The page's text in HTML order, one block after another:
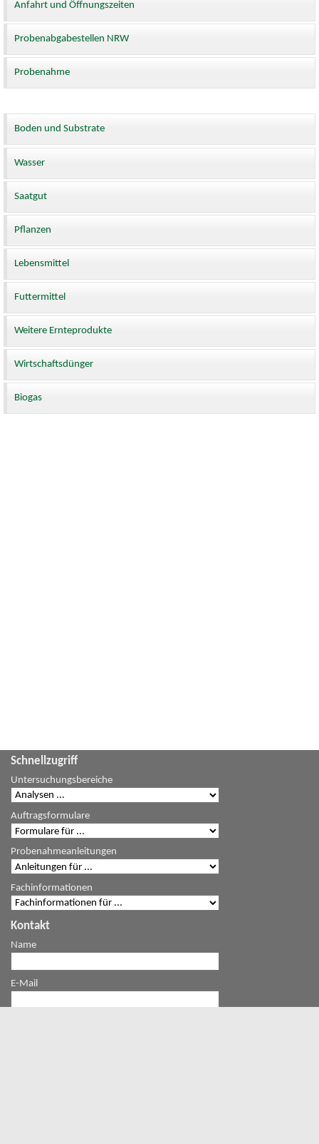
Anfahrt und Öffnungszeiten
Probenabgabestellen NRW
Probenahme
Boden und Substrate
Wasser
Saatgut
Pflanzen
Lebensmittel
Futtermittel
Weitere Ernteprodukte
Wirtschaftsdünger
Biogas
Schnellzugriff
Untersuchungsbereiche
Auftragsformulare
Probenahmeanleitungen
Fachinformationen
Kontakt
Name
E-Mail